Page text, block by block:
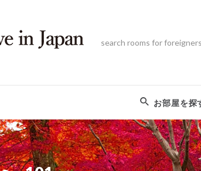
search rooms for foreigners
お部屋を探